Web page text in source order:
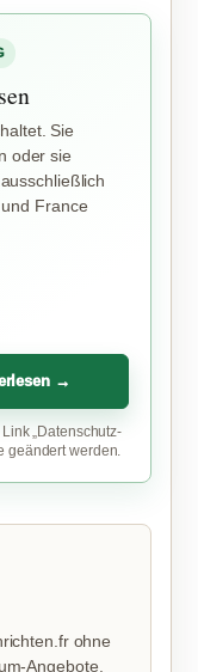
Sie
oder sie
France
→
„Datenschutz-
geändert werden.
ohne
Angebote.